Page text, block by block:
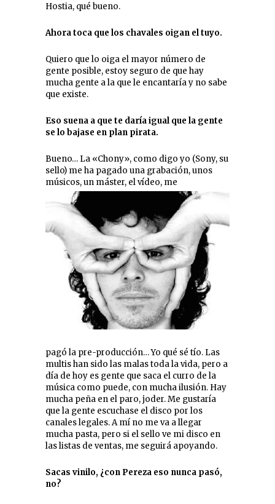
Hostia, qué bueno.
Ahora toca que los chavales oigan el tuyo.
Quiero que lo oiga el mayor número de
gente posible, estoy seguro de que hay
mucha gente a la que le encantaría y no sabe
que existe.
Eso suena a que te daría igual que la gente
se lo bajase en plan pirata.
Bueno… La «Chony», como digo yo (Sony, su
sello) me ha pagado una grabación, unos
músicos, un máster, el vídeo, me
pagó la pre-producción… Yo qué sé tío. Las
multis han sido las malas toda la vida, pero a
día de hoy es gente que saca el curro de la
música como puede, con mucha ilusión. Hay
mucha peña en el paro, joder. Me gustaría
que la gente escuchase el disco por los
canales legales. A mí no me va a llegar
mucha pasta, pero si el sello ve mi disco en
las listas de ventas, me seguirá apoyando.
Sacas vinilo, ¿con Pereza eso nunca pasó,
no?